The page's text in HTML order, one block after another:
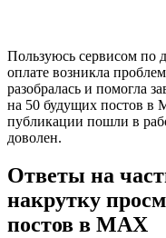
Пользуюсь сервисом
оплате возникла
разобралась и помогла
на 50 будущих постов в
публикации пошли в
доволен.
Ответы на
накрутку
постов в MAX